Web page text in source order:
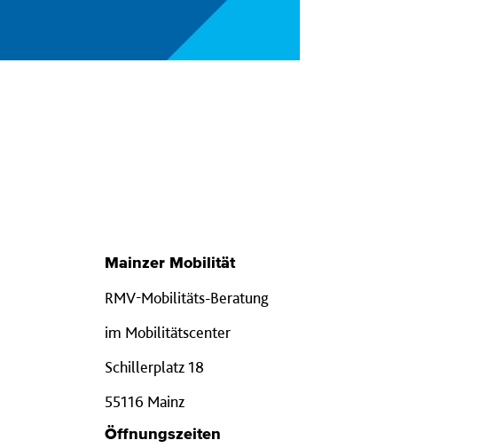
Mainzer Mobilität
RMV-Mobilitäts-Beratung
im Mobilitätscenter
Schillerplatz 18
55116 Mainz
Öffnungszeiten